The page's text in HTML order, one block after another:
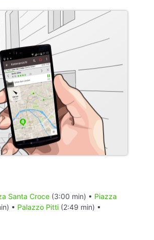
Santa Croce (3:00 min) • Piazza
• Palazzo Pitti (2:49 min) •